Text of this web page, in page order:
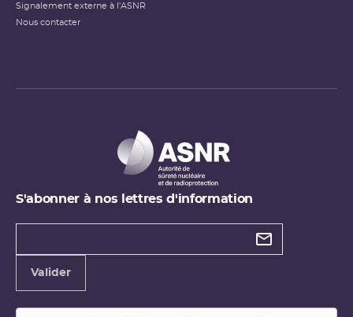
Signalement externe à l'ASNR
Nous contacter
S'abonner à nos lettres d'information
Types de
Valider